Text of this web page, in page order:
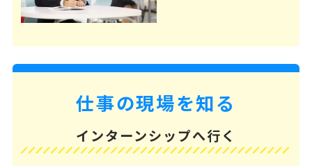
仕事の現場を知る
インターンシップへ行く